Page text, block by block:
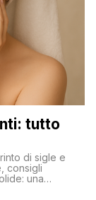
tutto
di sigle e
consigli
una